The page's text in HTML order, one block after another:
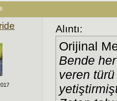
Alıntı:
Orijinal
Bende
veren